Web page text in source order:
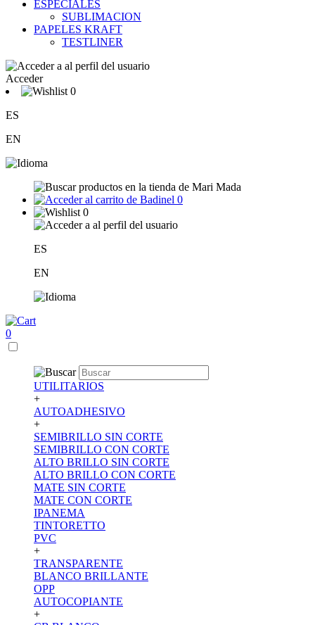
ESPECIALES
SUBLIMACION
PAPELES KRAFT
TESTLINER
Acceder
0
ES
EN
0
0
ES
EN
0
UTILITARIOS
+
AUTOADHESIVO
+
SEMIBRILLO SIN CORTE
SEMIBRILLO CON CORTE
ALTO BRILLO SIN CORTE
ALTO BRILLO CON CORTE
MATE SIN CORTE
MATE CON CORTE
IPANEMA
TINTORETTO
PVC
+
TRANSPARENTE
BLANCO BRILLANTE
OPP
AUTOCOPIANTE
+